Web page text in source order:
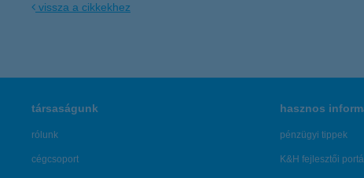
vissza a cikkekhez
társaságunk
rólunk
cégcsoport
hasznos
pénzügyi tippek
K&H fejlesztői portál